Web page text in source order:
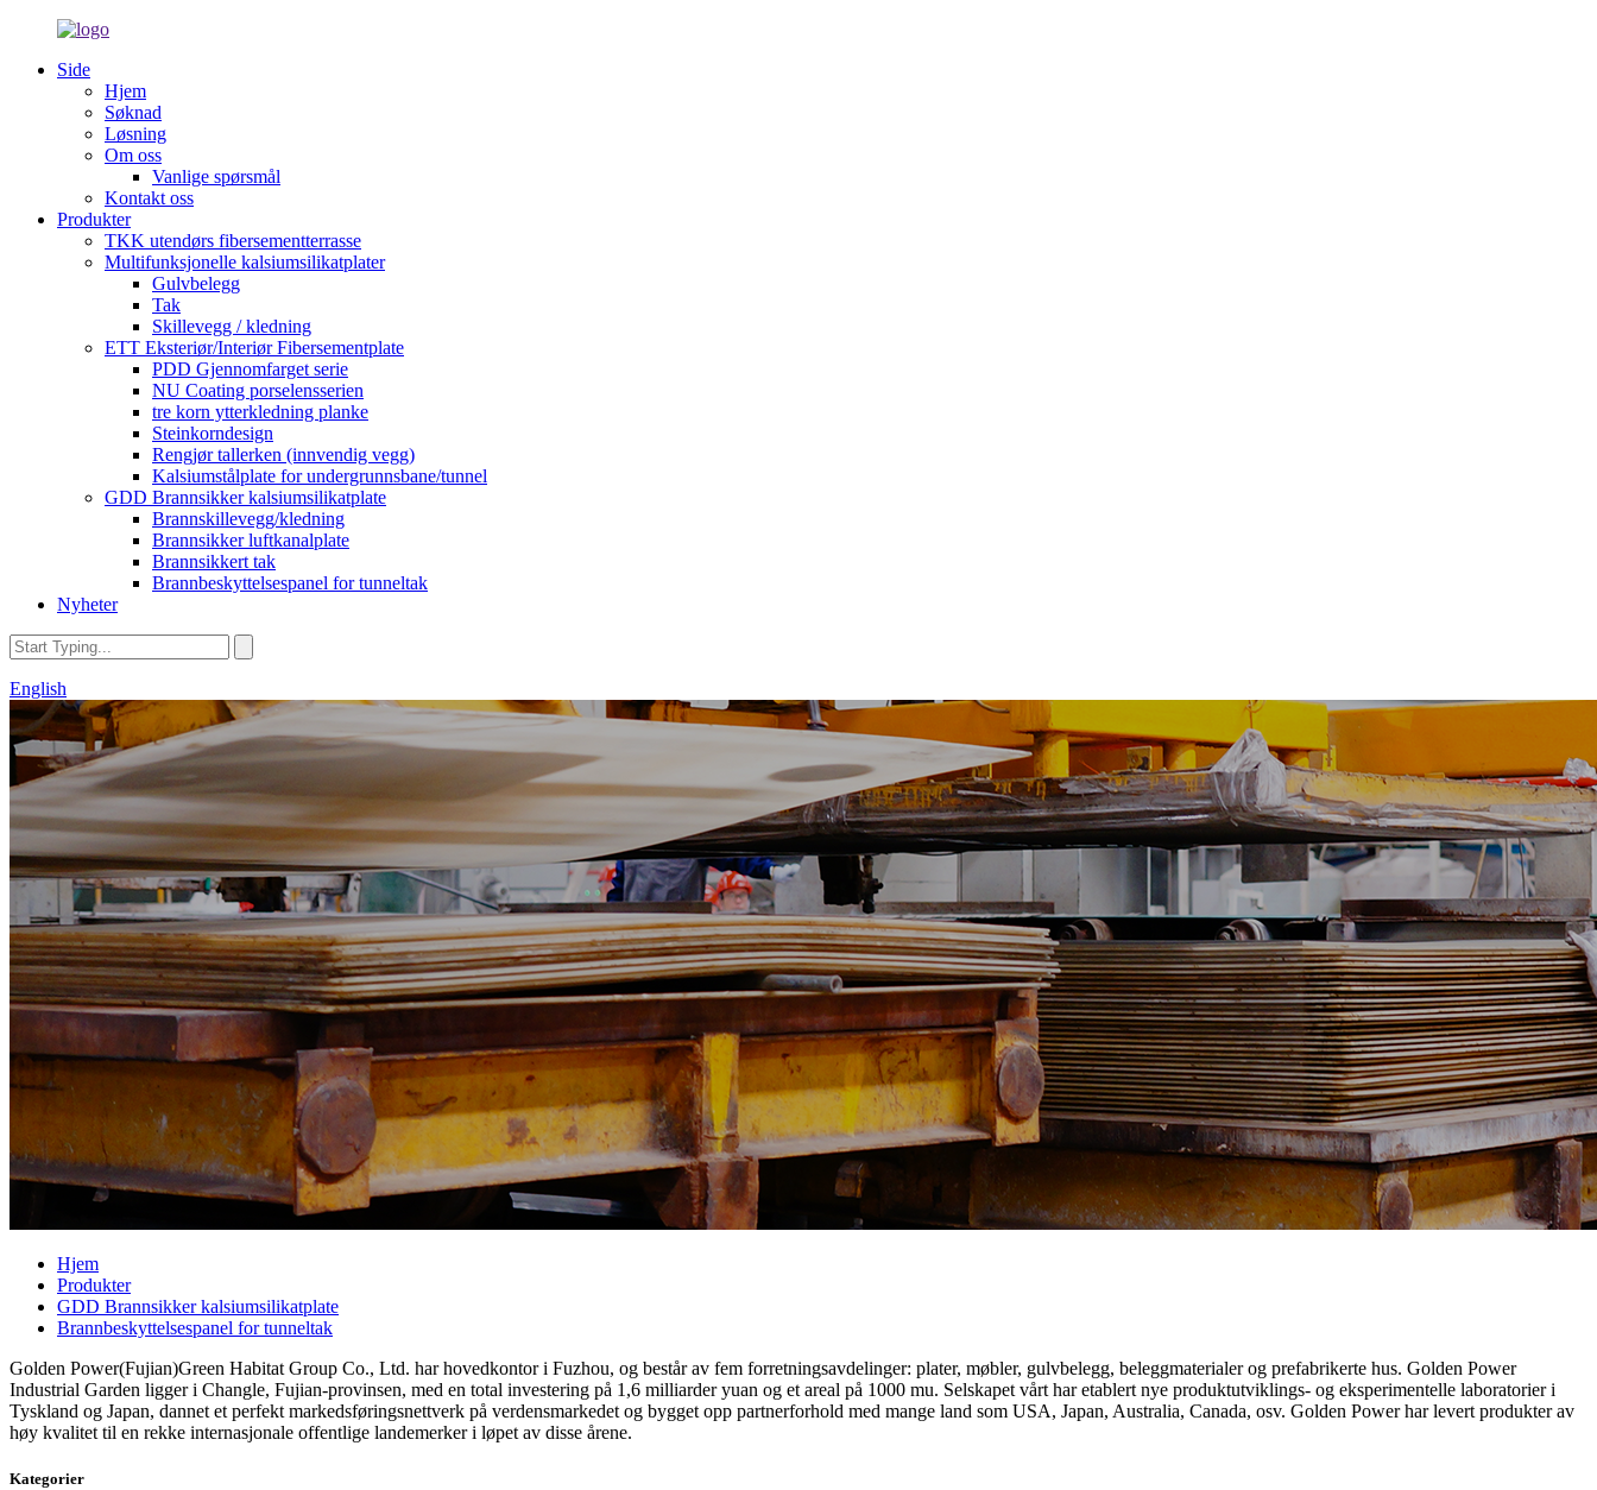
Side
Hjem
Søknad
Løsning
Om oss
Vanlige spørsmål
Kontakt oss
Produkter
TKK utendørs fibersementterrasse
Multifunksjonelle kalsiumsilikatplater
Gulvbelegg
Tak
Skillevegg / kledning
ETT Eksteriør/Interiør Fibersementplate
PDD Gjennomfarget serie
NU Coating porselensserien
tre korn ytterkledning planke
Steinkorndesign
Rengjør tallerken (innvendig vegg)
Kalsiumstålplate for undergrunnsbane/tunnel
GDD Brannsikker kalsiumsilikatplate
Brannskillevegg/kledning
Brannsikker luftkanalplate
Brannsikkert tak
Brannbeskyttelsespanel for tunneltak
Nyheter
English
Hjem
Produkter
GDD Brannsikker kalsiumsilikatplate
Brannbeskyttelsespanel for tunneltak
Golden Power(Fujian)Green Habitat Group Co., Ltd. har hovedkontor i Fuzhou, og består av fem forretningsavdelinger: plater, møbler, gulvbelegg, beleggmaterialer og prefabrikerte hus. Golden Power
Industrial Garden ligger i Changle, Fujian-provinsen, med en total investering på 1,6 milliarder yuan og et areal på 1000 mu. Selskapet vårt har etablert nye produktutviklings- og eksperimentelle laboratorier i
Tyskland og Japan, dannet et perfekt markedsføringsnettverk på verdensmarkedet og bygget opp partnerforhold med mange land som USA, Japan, Australia, Canada, osv. Golden Power har levert produkter av
høy kvalitet til en rekke internasjonale offentlige landemerker i løpet av disse årene.
Kategorier